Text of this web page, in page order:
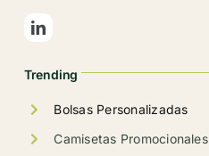
Trending
Bolsas Personalizadas
Camisetas Promocionales